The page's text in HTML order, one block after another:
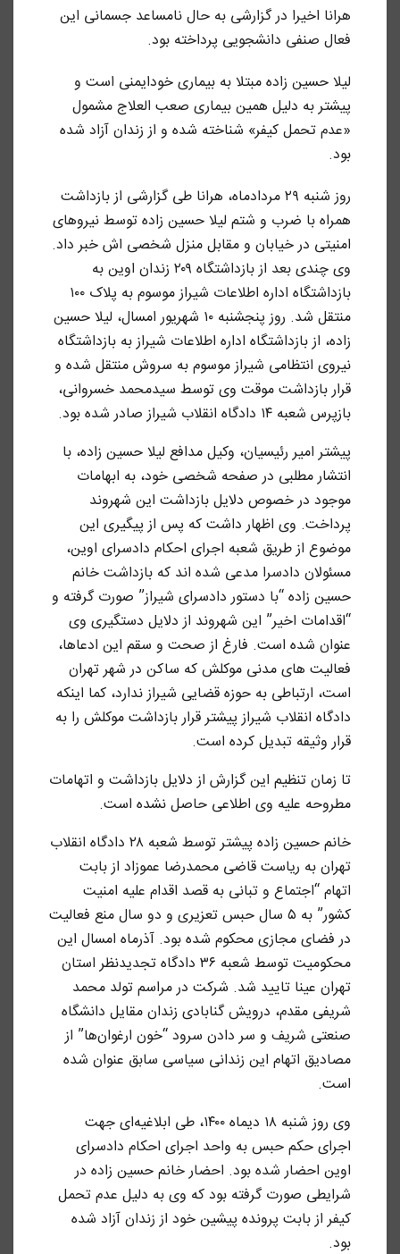
هرانا اخیرا در گزارشی به حال نامساعد جسمانی این
فعال صنفی دانشجویی پرداخته بود.
لیلا حسین زاده مبتلا به بیماری خودایمنی است و
پیشتر به دلیل همین بیماری صعب العلاج مشمول
«عدم تحمل کیفر» شناخته شده و از زندان آزاد شده
بود.
روز شنبه ۲۹ مردادماه، هرانا طی گزارشی از بازداشت
همراه با ضرب و شتم لیلا حسین زاده توسط نیروهای
امنیتی در خیابان و مقابل منزل شخصی اش خبر داد.
وی چندی بعد از بازداشتگاه ۲۰۹ زندان اوین به
بازداشتگاه اداره اطلاعات شیراز موسوم به پلاک ۱۰۰
منتقل شد. روز پنجشنبه ۱۰ شهریور امسال، لیلا حسین
زاده، از بازداشتگاه اداره اطلاعات شیراز به بازداشتگاه
نیروی انتظامی شیراز موسوم به سروش منتقل شده و
قرار بازداشت موقت وی توسط سیدمحمد خسروانی،
بازپرس شعبه ۱۴ دادگاه انقلاب شیراز صادر شده بود.
پیشتر امیر رئیسیان، وکیل مدافع لیلا حسین زاده، با
انتشار مطلبی در صفحه شخصی خود، به ابهامات
موجود در خصوص دلایل بازداشت این شهروند
پرداخت. وی اظهار داشت که پس از پیگیری این
موضوع از طریق شعبه اجرای احکام دادسرای اوین،
مسئولان دادسرا مدعی شده اند که بازداشت خانم
حسین زاده “با دستور دادسرای شیراز” صورت گرفته و
“اقدامات اخیر” این شهروند از دلایل دستگیری وی
عنوان شده است. فارغ از صحت و سقم این ادعاها،
فعالیت های مدنی موکلش که ساکن در شهر تهران
است، ارتباطی به حوزه قضایی شیراز ندارد، کما اینکه
دادگاه انقلاب شیراز پیشتر قرار بازداشت موکلش را به
قرار وثیقه تبدیل کرده است.
تا زمان تنظیم این گزارش از دلایل بازداشت و اتهامات
مطروحه علیه وی اطلاعی حاصل نشده است.
خانم حسین زاده پیشتر توسط شعبه ۲۸ دادگاه انقلاب
تهران به ریاست قاضی محمدرضا عموزاد از بابت
اتهام “اجتماع و تبانی به قصد اقدام علیه امنیت
کشور” به ۵ سال حبس تعزیری و دو سال منع فعالیت
در فضای مجازی محکوم شده بود. آذرماه امسال این
محکومیت توسط شعبه ۳۶ دادگاه تجدیدنظر استان
تهران عینا تایید شد. شرکت در مراسم تولد محمد
شریفی مقدم، درویش گنابادی زندان مقایل دانشگاه
صنعتی شریف و سر دادن سرود “خون ارغوان‌ها” از
مصادیق اتهام این زندانی سیاسی سابق عنوان شده
است.
وی روز شنبه ۱۸ دیماه ۱۴۰۰، طی ابلاغیه‌ای جهت
اجرای حکم حبس به واحد اجرای احکام دادسرای
اوین احضار شده بود. احضار خانم حسین زاده در
شرایطی صورت گرفته بود که وی به دلیل عدم تحمل
کیفر از بابت پرونده پیشین خود از زندان آزاد شده
بود.